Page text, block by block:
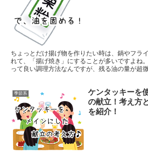
ちょっとだけ揚げ物を作りたい時は、鍋やフラ
れて、「揚げ焼き」にすることが多いですよね
って良い調理方法なんですが、残る油の量が超
季節系
ケンタッキーを
の献立！考え方
を紹介！